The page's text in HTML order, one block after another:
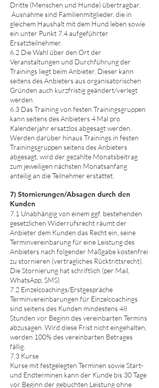
Dritte (Menschen und Hunde) übertragbar.
Ausnahme sind Familienmitglieder, die in
gleichem Haushalt mit dem Hund leben sowie
ein unter Punkt 7.4 aufgeführter
Ersatzteilnehmer.
6.2 Die Wahl über den Ort der
Veranstaltungen und Durchführung der
Trainings liegt beim Anbieter. Dieser kann
seitens des Anbieters aus organisatorischen
Gründen auch kurzfristig geändert/verlegt
werden.
6.3 Das Training von festen Trainingsgruppen
kann seitens des Anbieters 4 Mal pro
Kalenderjahr ersatzlos abgesagt werden.
Werden darüber hinaus Trainings in festen
Trainingsgruppen seitens des Anbieters
abgesagt, wird der gezahlte Monatsbeitrag
zum jeweiligen nächsten Monatsanfang
anteilig an die Teilnehmer erstattet.
7) Stornierungen/Absagen durch den
Kunden
7.1 Unabhängig von einem ggf. bestehenden
gesetzlichen Widerrufsrecht räumt der
Anbieter dem Kunden das Recht ein, seine
Terminvereinbarung für eine Leistung des
Anbieters nach folgender Maßgabe kostenfrei
zu stornieren (vertragliches Rücktrittsrecht).
Die Stornierung hat schriftlich (per Mail,
WhatsApp, SMS)
7.2 Einzelcoachings/Erstgespräche
Terminvereinbarungen für Einzelcoachings
sind seitens des Kunden mindestens 48
Stunden vor Beginn des vereinbarten Termins
abzusagen. Wird diese Frist nicht eingehalten,
werden 100% des vereinbarten Betrages
fällig.
7.3 Kurse
Kurse mit festgelegten Terminen sowie Start-
und Endterminen kann der Kunde bis 30 Tage
vor Beginn der gebuchten Leistung ohne